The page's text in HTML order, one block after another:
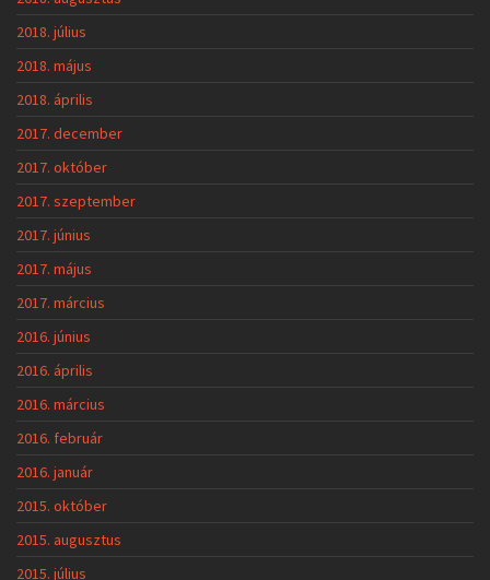
2018. július
2018. május
2018. április
2017. december
2017. október
2017. szeptember
2017. június
2017. május
2017. március
2016. június
2016. április
2016. március
2016. február
2016. január
2015. október
2015. augusztus
2015. július